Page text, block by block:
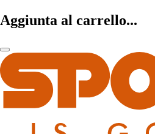
Aggiunta al carrello...